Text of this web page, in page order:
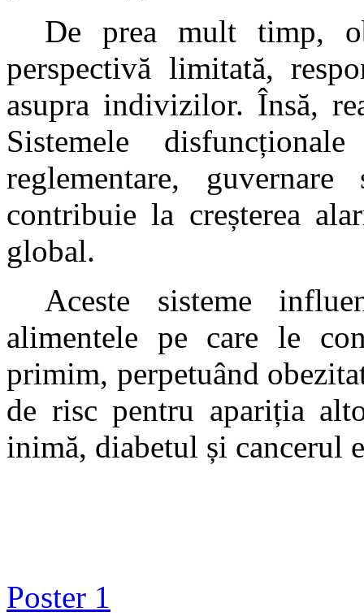
De prea mult timp,
perspectivă limitată,
asupra indivizilor. Însă,
Sistemele
reglementare,
contribuie la creșterea
global.
Aceste sisteme
alimentele pe care le
primim, perpetuând
de risc pentru apariția
inimă, diabetul și cancerul
Poster 1